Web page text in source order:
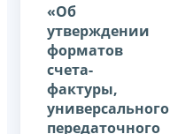
«Об
утверждении
форматов
счета-
фактуры,
универсального
передаточного